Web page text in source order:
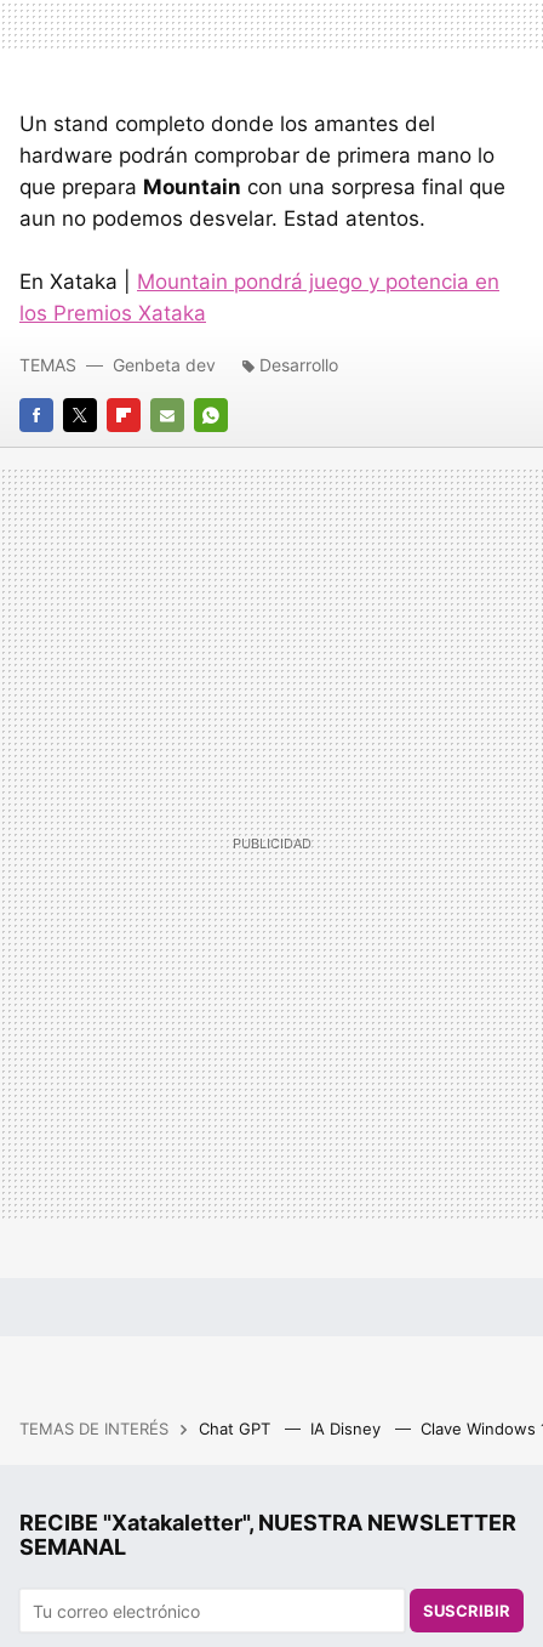
Un stand completo donde los amantes del
hardware podrán comprobar de primera mano lo
que prepara Mountain con una sorpresa final que
aun no podemos desvelar. Estad atentos.
En Xataka | Mountain pondrá juego y potencia en
los Premios Xataka
FACEBOOK
TWITTERFLIPBOARD
E-
MAIL
WHATSAPP
TEMAS Genbeta dev Desarrollo
TEMAS DE INTERÉS Chat GPT IA Disney Clave Windows
RECIBE "Xatakaletter", NUESTRA NEWSLETTER
SEMANAL
SUSCRIBIR